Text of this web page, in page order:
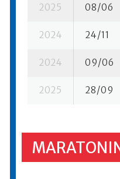
2025 08/06
2024 24/11
2024 09/06
2025 28/09